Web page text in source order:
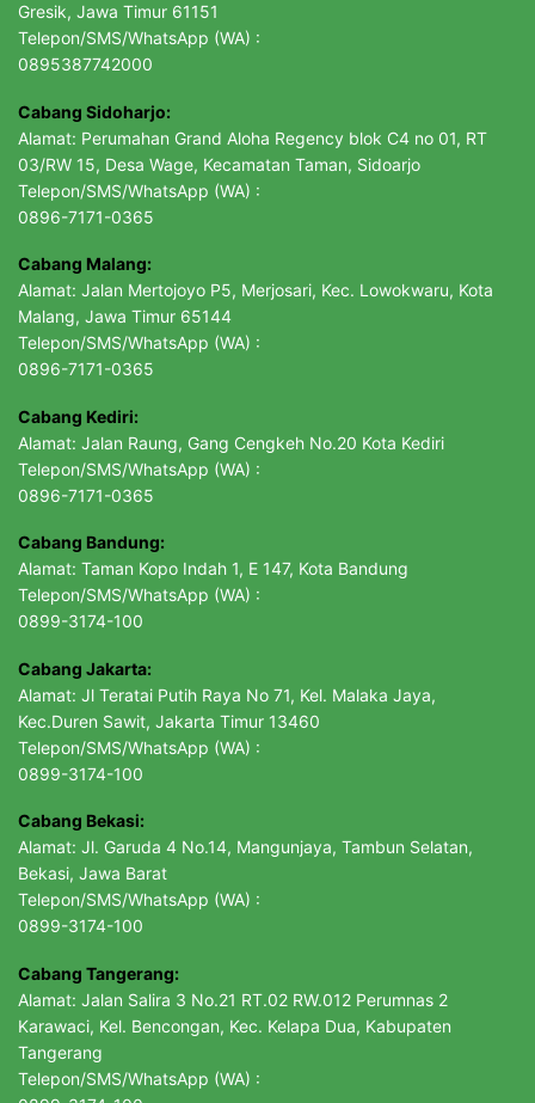
Gresik, Jawa Timur 61151
Telepon/SMS/WhatsApp (WA) :
0895387742000
Cabang Sidoharjo:
Alamat: Perumahan Grand Aloha Regency blok C4 no 01, RT
03/RW 15, Desa Wage, Kecamatan Taman, Sidoarjo
Telepon/SMS/WhatsApp (WA) :
0896-7171-0365
Cabang Malang:
Alamat: Jalan Mertojoyo P5, Merjosari, Kec. Lowokwaru, Kota
Malang, Jawa Timur 65144
Telepon/SMS/WhatsApp (WA) :
0896-7171-0365
Cabang Kediri:
Alamat: Jalan Raung, Gang Cengkeh No.20 Kota Kediri
Telepon/SMS/WhatsApp (WA) :
0896-7171-0365
Cabang Bandung:
Alamat: Taman Kopo Indah 1, E 147, Kota Bandung
Telepon/SMS/WhatsApp (WA) :
0899-3174-100
Cabang Jakarta:
Alamat: Jl Teratai Putih Raya No 71, Kel. Malaka Jaya,
Kec.Duren Sawit, Jakarta Timur 13460
Telepon/SMS/WhatsApp (WA) :
0899-3174-100
Cabang Bekasi:
Alamat: Jl. Garuda 4 No.14, Mangunjaya, Tambun Selatan,
Bekasi, Jawa Barat
Telepon/SMS/WhatsApp (WA) :
0899-3174-100
Cabang Tangerang:
Alamat: Jalan Salira 3 No.21 RT.02 RW.012 Perumnas 2
Karawaci, Kel. Bencongan, Kec. Kelapa Dua, Kabupaten
Tangerang
Telepon/SMS/WhatsApp (WA) :